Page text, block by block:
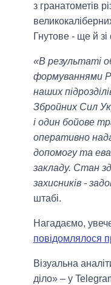
з гранатометів
Гнутове - ще й зі
«В результаті
формуваннями
наших
Збройних Сил
і один бойове
оперативно
допомогу та
закладу. Стан
захисників -
штабі.
Нагадаємо,
повідомлялося
Візуальна
діло» – у